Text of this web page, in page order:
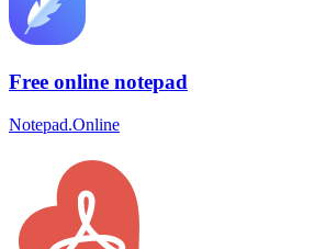
Free online notepad
Notepad.Online